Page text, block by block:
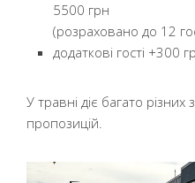
5500 грн
(розраховано до 12
додаткові гості +300
У травні діє багато різних
пропозицій.